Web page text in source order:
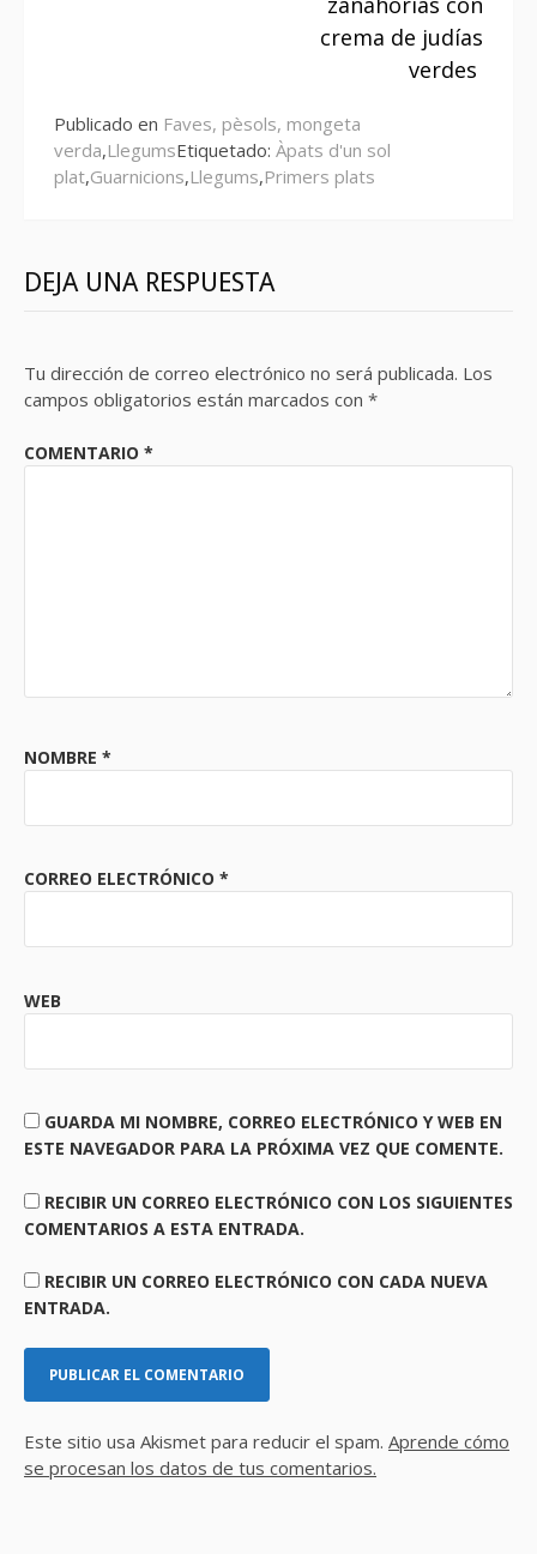
crema de judías
verdes
Publicado en Faves, pèsols, mongeta
verda,LlegumsEtiquetado: Àpats d'un sol
plat,Guarnicions,Llegums,Primers plats
DEJA UNA RESPUESTA
Tu dirección de correo electrónico no será publicada. Los
campos obligatorios están marcados con *
COMENTARIO *
NOMBRE *
CORREO ELECTRÓNICO *
WEB
GUARDA MI NOMBRE, CORREO ELECTRÓNICO Y WEB EN
ESTE NAVEGADOR PARA LA PRÓXIMA VEZ QUE COMENTE.
RECIBIR UN CORREO ELECTRÓNICO CON LOS SIGUIENTES
COMENTARIOS A ESTA ENTRADA.
RECIBIR UN CORREO ELECTRÓNICO CON CADA NUEVA
ENTRADA.
Este sitio usa Akismet para reducir el spam. Aprende cómo
se procesan los datos de tus comentarios.